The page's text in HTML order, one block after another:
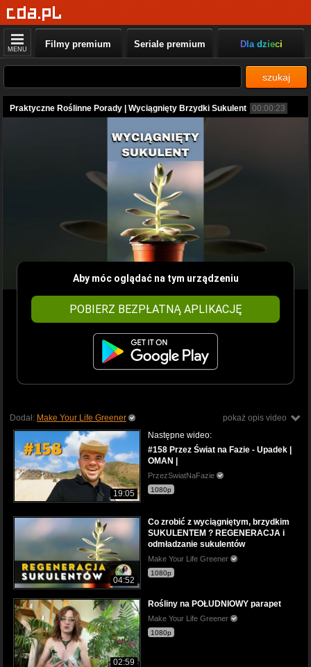
MENU Filmy premium Seriale premium Dla dzieci
szukaj
Praktyczne Roślinne Porady | Wyciągnięty Brzydki Sukulent 00:00:23
Aby móc oglądać na tym urządzeniu
POBIERZ BEZPŁATNĄ APLIKACJĘ
pokaż opis video
Dodał: Make Your Life Greener
19:05
Następne wideo:
#158 Przez Świat na Fazie - Upadek |
OMAN |
PrzezSwiatNaFazie
1080p
04:52
Co zrobić z wyciągniętym, brzydkim
SUKULENTEM ? REGENERACJA i
odmładzanie sukulentów
Make Your Life Greener
1080p
02:59
Rośliny na POŁUDNIOWY parapet
Make Your Life Greener
1080p